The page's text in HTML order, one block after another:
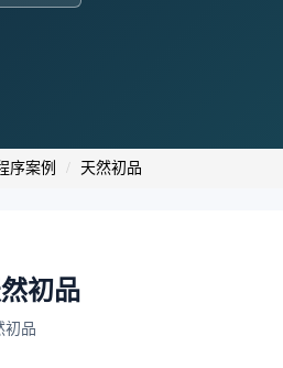
序案例 天然初品
初品
初品